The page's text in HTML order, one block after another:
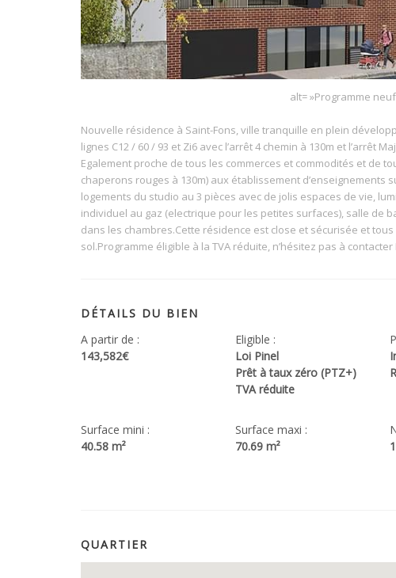
alt= »Programme
Nouvelle résidence à Saint-Fons, ville tranquille en plein
lignes C12 / 60 / 93 et Zi6 avec l’arrêt 4 chemin à 130m et l’arrêt
Egalement proche de tous les commerces et commodités et de
chaperons rouges à 130m) aux établissement
logements du studio au 3 pièces avec de jolis espaces de vie,
individuel au gaz (electrique pour les petites surfaces), salle de
dans les chambres.Cette résidence est close et sécurisée et
sol.Programme éligible à la TVA réduite, n’hésitez pas à
DÉTAILS DU BIEN
A partir de :
143,582€
Eligible :
Loi Pinel
Prêt à taux zéro (PTZ+)
TVA réduite
Surface mini :
40.58 m²
Surface maxi :
70.69 m²
QUARTIER